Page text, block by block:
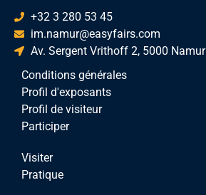
+32 3 280 53 45
im.namur@easyfairs.com
Av. Sergent Vrithoff 2, 5000 Namur
Conditions générales
Profil d'exposants
Profil de visiteur
Participer
Visiter
Pratique